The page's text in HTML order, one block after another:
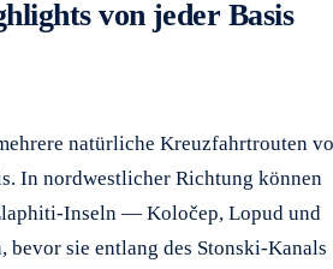
von jeder Basis
natürliche Kreuzfahrtrouten
In nordwestlicher Richtung können
Inseln — Koločep, Lopud und
sie entlang des Stonski-Kanals